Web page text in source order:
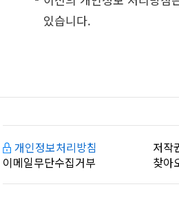
있습니다.
개인정보처리방침
저작
이메일무단수집거부
찾아